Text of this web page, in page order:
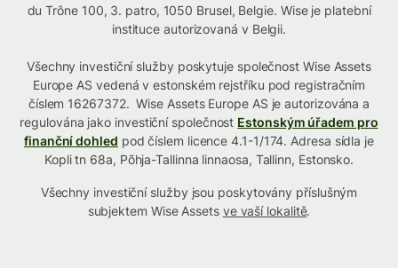
du Trône 100, 3. patro, 1050 Brusel, Belgie. Wise je platební
instituce autorizovaná v Belgii.
Všechny investiční služby poskytuje společnost Wise Assets
Europe AS vedená v estonském rejstříku pod registračním
číslem 16267372. Wise Assets Europe AS je autorizována a
regulována jako investiční společnost Estonským úřadem pro
finanční dohled pod číslem licence 4.1-1/174. Adresa sídla je
Kopli tn 68a, Põhja-Tallinna linnaosa, Tallinn, Estonsko.
Všechny investiční služby jsou poskytovány příslušným
subjektem Wise Assets ve vaší lokalitě.